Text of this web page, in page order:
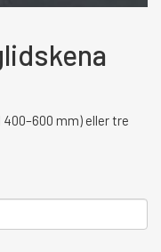
mm) eller tre